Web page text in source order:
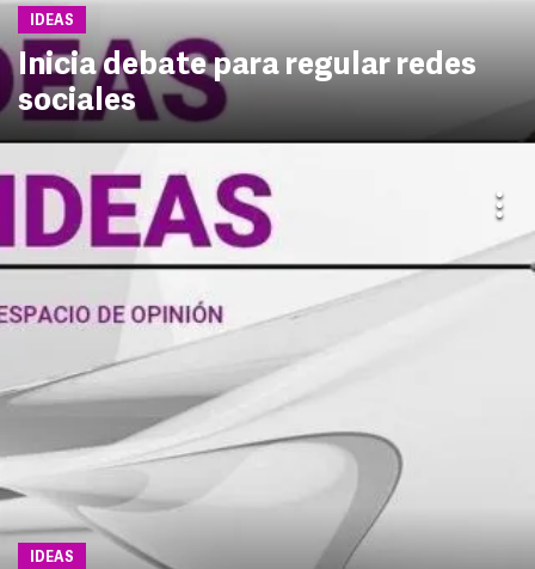
IDEAS
Inicia debate para regular redes
sociales
IDEAS